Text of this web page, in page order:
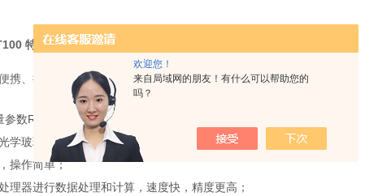
欢迎您！
来自局域网的朋友！有什么可以帮助您的
吗？
特点
携、操作简单、一键测量、价格便宜！
参数Ra、Rz；
学玻璃基体，由业计量院鉴定，精度高，不易划伤，使用寿命长；
操作简单；
理器进行数据处理和计算，速度快，精度更高；